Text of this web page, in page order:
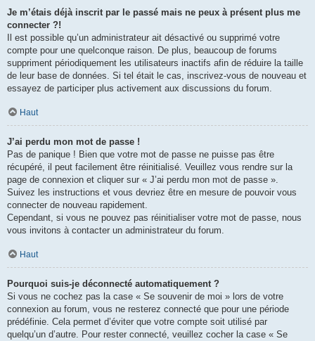
Je m’étais déjà inscrit par le passé mais ne peux à présent plus me
connecter ?!
Il est possible qu’un administrateur ait désactivé ou supprimé votre
compte pour une quelconque raison. De plus, beaucoup de forums
suppriment périodiquement les utilisateurs inactifs afin de réduire la taille
de leur base de données. Si tel était le cas, inscrivez-vous de nouveau et
essayez de participer plus activement aux discussions du forum.
Haut
J’ai perdu mon mot de passe !
Pas de panique ! Bien que votre mot de passe ne puisse pas être
récupéré, il peut facilement être réinitialisé. Veuillez vous rendre sur la
page de connexion et cliquer sur « J’ai perdu mon mot de passe ».
Suivez les instructions et vous devriez être en mesure de pouvoir vous
connecter de nouveau rapidement.
Cependant, si vous ne pouvez pas réinitialiser votre mot de passe, nous
vous invitons à contacter un administrateur du forum.
Haut
Pourquoi suis-je déconnecté automatiquement ?
Si vous ne cochez pas la case « Se souvenir de moi » lors de votre
connexion au forum, vous ne resterez connecté que pour une période
prédéfinie. Cela permet d’éviter que votre compte soit utilisé par
quelqu’un d’autre. Pour rester connecté, veuillez cocher la case « Se